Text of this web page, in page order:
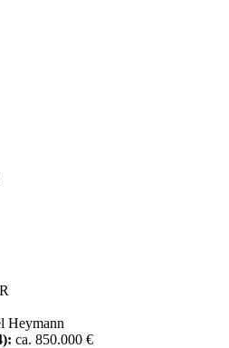
Heymann
: ca. 850.000 €